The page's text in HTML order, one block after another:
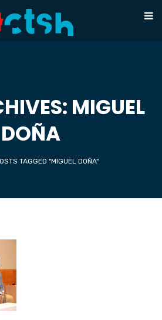
MIGUEL
DOÑA
TAGGED "MIGUEL DOÑA"